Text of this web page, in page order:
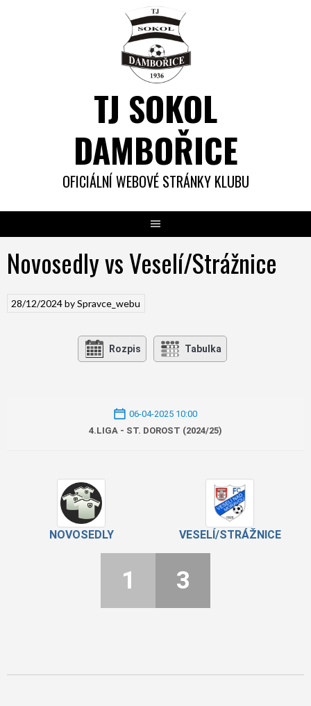
TJ SOKOL
DAMBOŘICE
OFICIÁLNÍ WEBOVÉ STRÁNKY KLUBU
Novosedly vs Veselí/Strážnice
28/12/2024bySpravce_webu
Rozpis Tabulka
06-04-2025 10:00
4.LIGA - ST. DOROST (2024/25)
NOVOSEDLY VESELÍ/STRÁŽNICE
1 3